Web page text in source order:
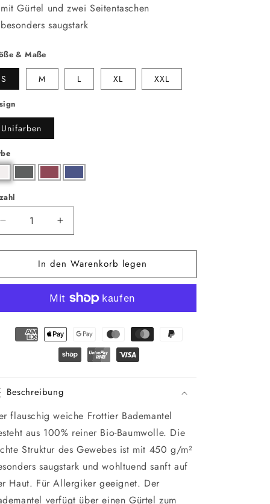
mit Gürtel und zwei Seitentaschen
besonders saugstark
& Maße
S M L XL XXL
Unifarben
Verringere
die
Menge
Bio
Bademantel
Erhöhe
die
Menge
für
Bio
Bademantel
In den Warenkorb legen
Beschreibung
flauschig weiche Frottier Bademantel
aus 100% reiner Bio-Baumwolle. Die
Struktur des Gewebes ist mit 450 g/m²
saugstark und wohltuend sanft auf
Haut. Für Allergiker geeignet. Der
verfügt über einen Gürtel zum